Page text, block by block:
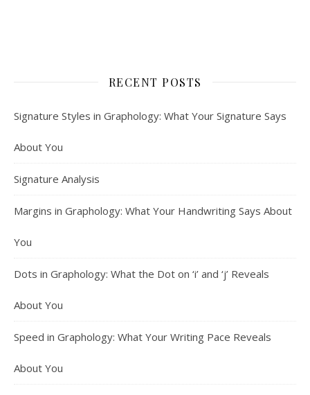
RECENT POSTS
Signature Styles in Graphology: What Your Signature Says
About You
Signature Analysis
Margins in Graphology: What Your Handwriting Says About
You
Dots in Graphology: What the Dot on ‘i’ and ‘j’ Reveals
About You
Speed in Graphology: What Your Writing Pace Reveals
About You